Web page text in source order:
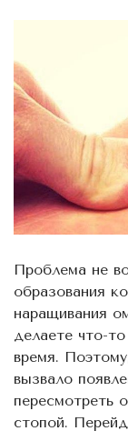
Проблема не
образования
наращивания
делаете что-
время.
вызвало
пересмотреть
стопой.